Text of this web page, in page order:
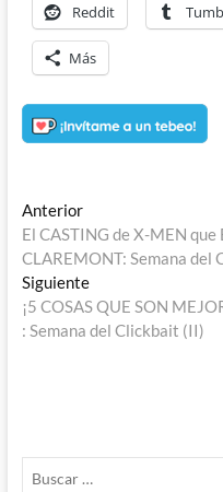
Reddit
Más
Navegación
de
entradas
AnteriorEntrada
anterior:
El CASTING de X-MEN que
CLAREMONT: Semana del
SiguienteEntrada
siguiente:
¡5 COSAS QUE SON
: Semana del Clickbait (II)